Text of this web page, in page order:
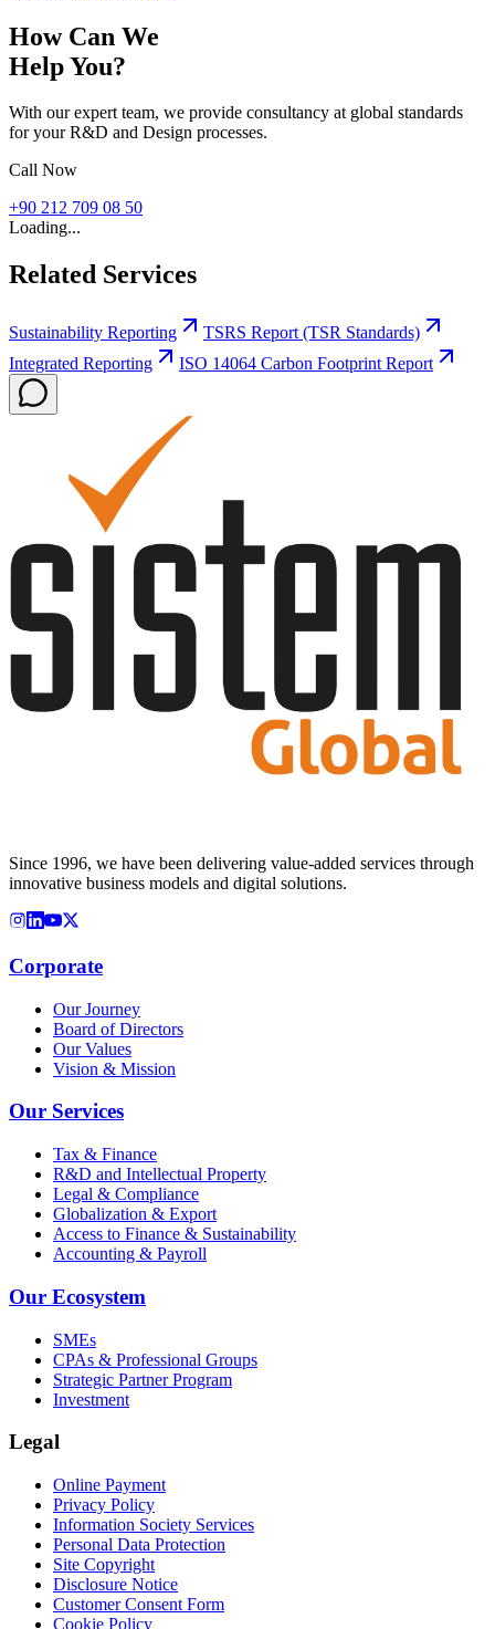
How Can We
Help You?
With our expert team, we provide consultancy at global standards
for your R&D and Design processes.
Call Now
+90 212 709 08 50
Loading...
Related Services
Sustainability Reporting
TSRS Report (TSR Standards)
Integrated Reporting
ISO 14064 Carbon Footprint Report
Since 1996, we have been delivering value-added services through
innovative business models and digital solutions.
Corporate
Our Journey
Board of Directors
Our Values
Vision & Mission
Our Services
Tax & Finance
R&D and Intellectual Property
Legal & Compliance
Globalization & Export
Access to Finance & Sustainability
Accounting & Payroll
Our Ecosystem
SMEs
CPAs & Professional Groups
Strategic Partner Program
Investment
Legal
Online Payment
Privacy Policy
Information Society Services
Personal Data Protection
Site Copyright
Disclosure Notice
Customer Consent Form
Cookie Policy